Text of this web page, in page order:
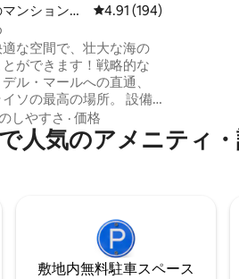
ンション・
レビュー194件、5つ星
4.91 (194)
な空間で、壮大な海の
ができます！戦略的な
ル・マールへの直通、
の最高の場所。 設備
在を最大限に楽しむた
ます。テレワークエリ
地下鉄駅から徒歩圏
。同じ状態で返却され
います。シミがある場
かります）。
しやすさ · 価格
人気のアメニティ
敷地内無料駐⁠車ス⁠ペ⁠ー⁠ス